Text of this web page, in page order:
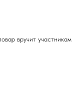
вручит участникам